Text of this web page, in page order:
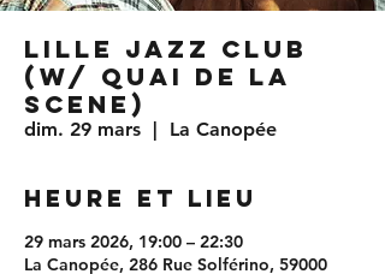
LILLE JAZZ CLUB
(w/ QUAI DE LA
SCENE)
dim. 29 mars
  |
La Canopée
Heure et lieu
29 mars 2026, 19:00 – 22:30
La Canopée, 286 Rue Solférino, 59000